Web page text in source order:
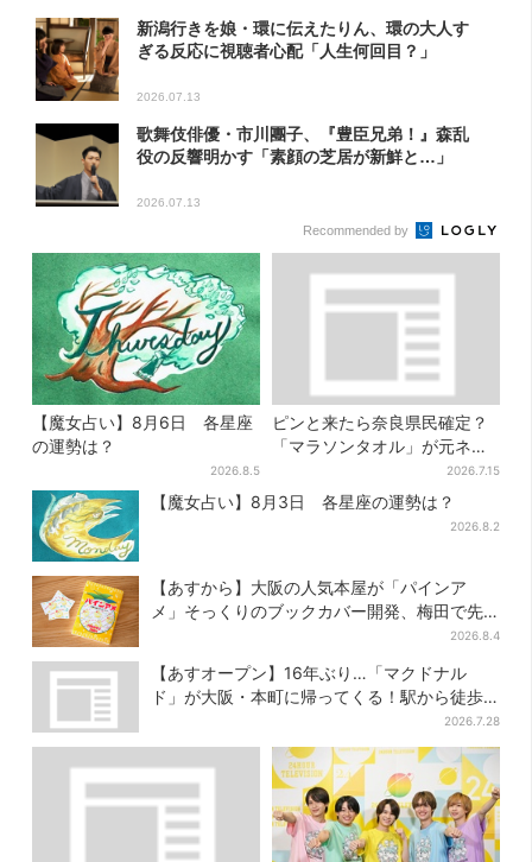
新潟行きを娘・環に伝えたりん、環の大人す
ぎる反応に視聴者心配「人生何回目？」
2026.07.13
歌舞伎俳優・市川團子、『豊臣兄弟！』森乱
役の反響明かす「素顔の芝居が新鮮と…」
2026.07.13
Recommended by
【魔女占い】8月6日 各星座
の運勢は？
2026.8.5
ピンと来たら奈良県民確定？
「マラソンタオル」が元ネタ
の汗取りインナー、販売数5万
枚突破
2026.7.15
【魔女占い】8月3日 各星座の運勢は？
2026.8.2
【あすから】大阪の人気本屋が「パインア
メ」そっくりのブックカバー開発、梅田で先
2026.8.4
【あすオープン】16年ぶり…「マクドナル
ド」が大阪・本町に帰ってくる！駅から徒歩1
2026.7.28